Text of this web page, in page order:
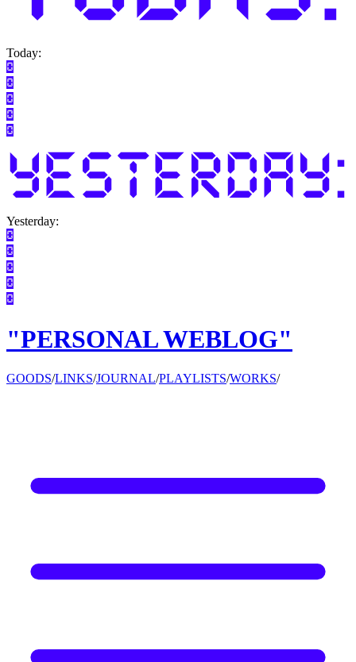
Today:
Yesterday:
"PERSONAL WEBLOG"
GOODS/LINKS/JOURNAL/PLAYLISTS/WORKS/